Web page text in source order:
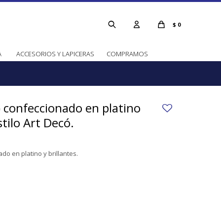
ACCESORIOS Y LAPICERAS COMPRAMOS
$ 0
en platino
Art Decó.
en platino y brillantes.